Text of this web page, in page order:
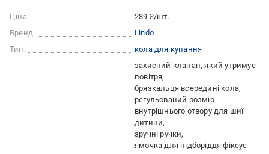
Ціна:
289 ₴/шт.
Бренд:
Lindo
Тип:
кола для купання
захисний клапан, який утримує
повітря
брязкальця всередині кола
регульований розмір
внутрішнього отвору для шиї
дитини
зручні ручки
ямочка для підборіддя фіксує